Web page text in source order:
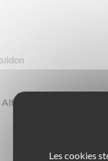
téléchargez la
Les cookies